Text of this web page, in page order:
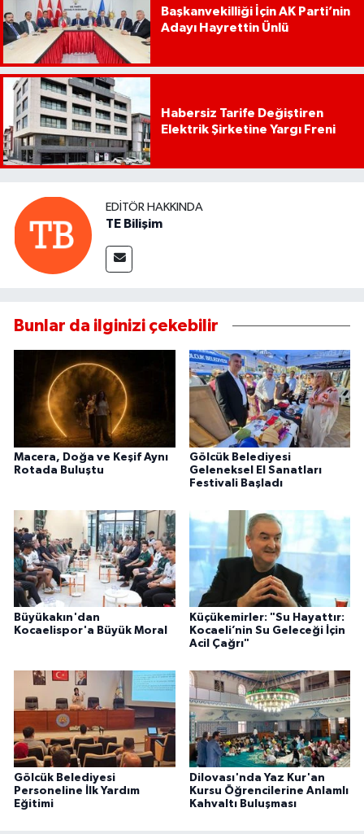
Başkanvekilliği İçin AK Parti’nin
Adayı Hayrettin Ünlü
Habersiz Tarife Değiştiren
Elektrik Şirketine Yargı Freni
EDITÖR HAKKINDA
TE Bilişim
Bunlar da ilginizi çekebilir
Macera, Doğa ve Keşif Aynı
Rotada Buluştu
Gölcük Belediyesi
Geleneksel El Sanatları
Festivali Başladı
Büyükakın'dan
Kocaelispor'a Büyük Moral
Küçükemirler: "Su Hayattır:
Kocaeli’nin Su Geleceği İçin
Acil Çağrı"
Gölcük Belediyesi
Personeline İlk Yardım
Eğitimi
Dilovası'nda Yaz Kur'an
Kursu Öğrencilerine Anlamlı
Kahvaltı Buluşması